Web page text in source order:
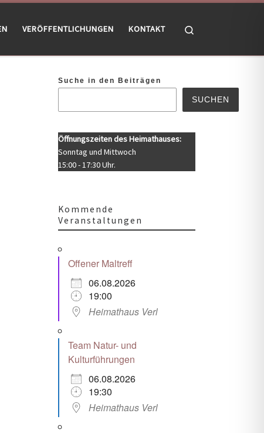
VERÖFFENTLICHUNGEN KONTAKT
Suche in den Beiträgen
SUCHEN
Öffnungszeiten des Heimathauses:
Sonntag und Mittwoch
15:00 - 17:30 Uhr.
Kommende
Veranstaltungen
Offener Maltreff
06.08.2026
19:00
Heimathaus Verl
Team Natur- und
Kulturführungen
06.08.2026
19:30
Heimathaus Verl